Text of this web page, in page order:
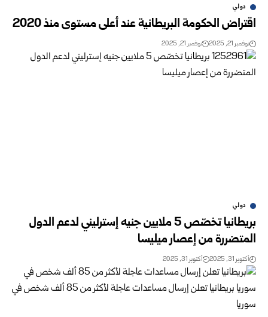
دولي
اقتراض الحكومة البريطانية عند أعلى مستوى منذ 2020
نوفمبر 21, 2025 نوفمبر 21, 2025
دولي
بريطانيا تخصّص 5 ملايين جنيه إسترليني لدعم الدول
المتضررة من إعصار ميليسا
أكتوبر 31, 2025 أكتوبر 31, 2025